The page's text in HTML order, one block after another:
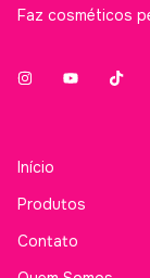
Faz cosméticos
Início
Produtos
Contato